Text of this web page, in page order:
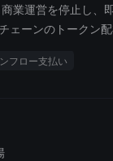
運営を停止し
ーンのトーク
ては、即日より
フロー支払い